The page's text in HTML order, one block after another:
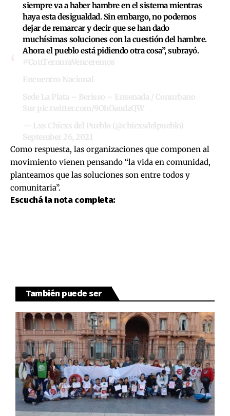
siempre va a haber hambre en el sistema mientras
haya esta desigualdad. Sin embargo, no podemos
dejar de remarcar y decir que se han dado
muchísimas soluciones con la cuestión del hambre.
Ahora el pueblo está pidiendo otra cosa”, subrayó.
#ConTernuraVenceremos
Encuentro Nacional
Sede La Plata – Berisso – Ensenada / Conurbano
Sur pic.twitter.com/9OhOaudzQW
— Lxs Chicxs del Pueblo (@chicxsdelpueblo)
September 26, 2021
Como respuesta, las organizaciones que componen al
movimiento vienen pensando “la vida en comunidad,
planteamos que las soluciones son entre todos y
comunitaria”.
Escuchá la nota completa:
También puede ser